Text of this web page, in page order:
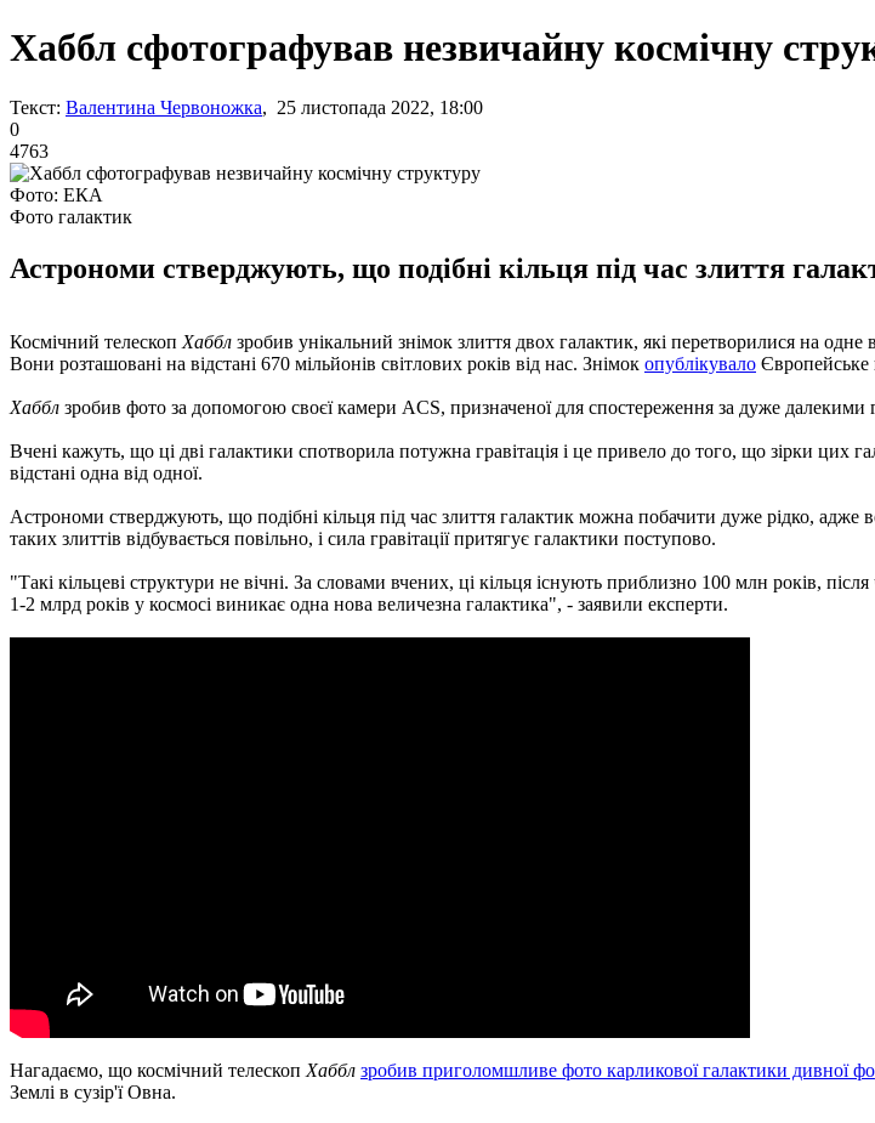
Хаббл сфотографував незвичайну космічну
Текст: Валентина Червоножка, 25 листопада 2022, 18:00
0
4763
Фото: ЕКА
Фото галактик
Астрономи стверджують, що подібні кільця під час злиття
Космічний телескоп Хаббл зробив унікальний знімок злиття двох галактик, які перетворилися на
Вони розташовані на відстані 670 мільйонів світлових років від нас. Знімок опублікувало Європейське
Хаббл зробив фото за допомогою своєї камери ACS, призначеної для спостереження за дуже далекими
Вчені кажуть, що ці дві галактики спотворила потужна гравітація і це привело до того, що зірки цих
відстані одна від одної.
Астрономи стверджують, що подібні кільця під час злиття галактик можна побачити дуже рідко, адже
таких злиттів відбувається повільно, і сила гравітації притягує галактики поступово.
"Такі кільцеві структури не вічні. За словами вчених, ці кільця існують приблизно 100 млн років,
1-2 млрд років у космосі виникає одна нова величезна галактика", - заявили експерти.
Нагадаємо, що космічний телескоп Хаббл зробив приголомшливе фото карликової галактики дивної
Землі в сузір'ї Овна.